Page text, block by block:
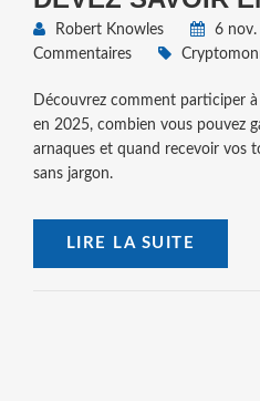
Robert Knowles 6
Commentaires
Découvrez comment participer
en 2025, combien vous pouvez
arnaques et quand recevoir vos
sans jargon.
LIRE LA SUITE